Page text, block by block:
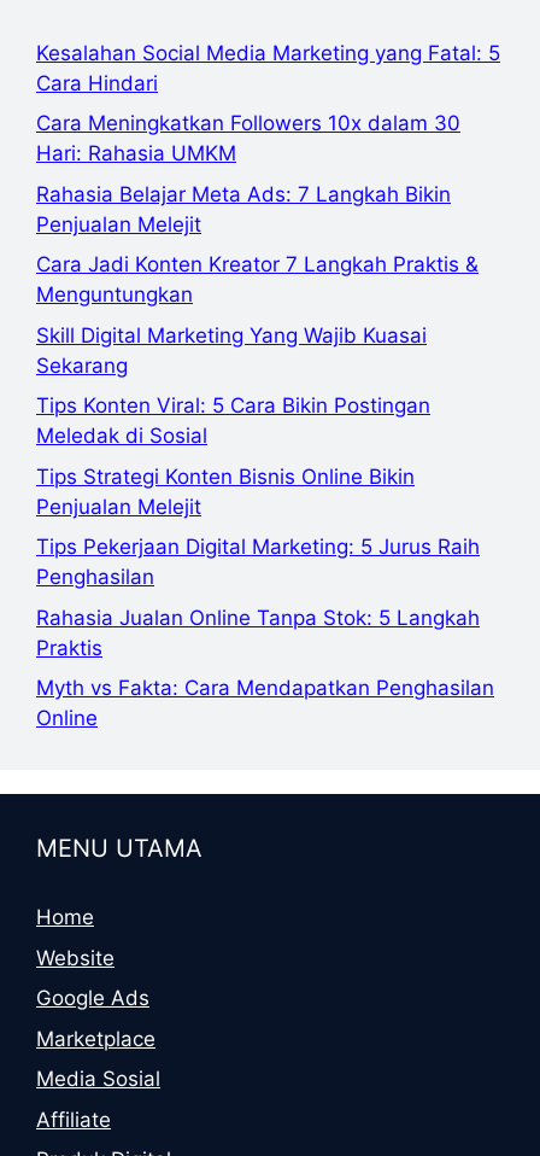
Kesalahan Social Media Marketing yang Fatal: 5
Cara Hindari
Cara Meningkatkan Followers 10x dalam 30
Hari: Rahasia UMKM
Rahasia Belajar Meta Ads: 7 Langkah Bikin
Penjualan Melejit
Cara Jadi Konten Kreator 7 Langkah Praktis &
Menguntungkan
Skill Digital Marketing Yang Wajib Kuasai
Sekarang
Tips Konten Viral: 5 Cara Bikin Postingan
Meledak di Sosial
Tips Strategi Konten Bisnis Online Bikin
Penjualan Melejit
Tips Pekerjaan Digital Marketing: 5 Jurus Raih
Penghasilan
Rahasia Jualan Online Tanpa Stok: 5 Langkah
Praktis
Myth vs Fakta: Cara Mendapatkan Penghasilan
Online
MENU UTAMA
Home
Website
Google Ads
Marketplace
Media Sosial
Affiliate